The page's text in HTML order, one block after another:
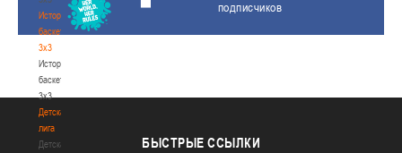
История
баскетбола
3х3
История
баскетбола
3х3
Детская
лига
Детская
подписчиков
БЫСТРЫЕ ССЫЛКИ